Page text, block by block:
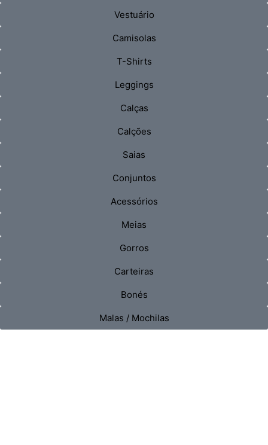
Vestuário
Camisolas
T-Shirts
Leggings
Calças
Calções
Saias
Conjuntos
Acessórios
Meias
Gorros
Carteiras
Bonés
Malas / Mochilas